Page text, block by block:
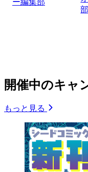
ー編集部
部
開催中のキャ
もっと見る